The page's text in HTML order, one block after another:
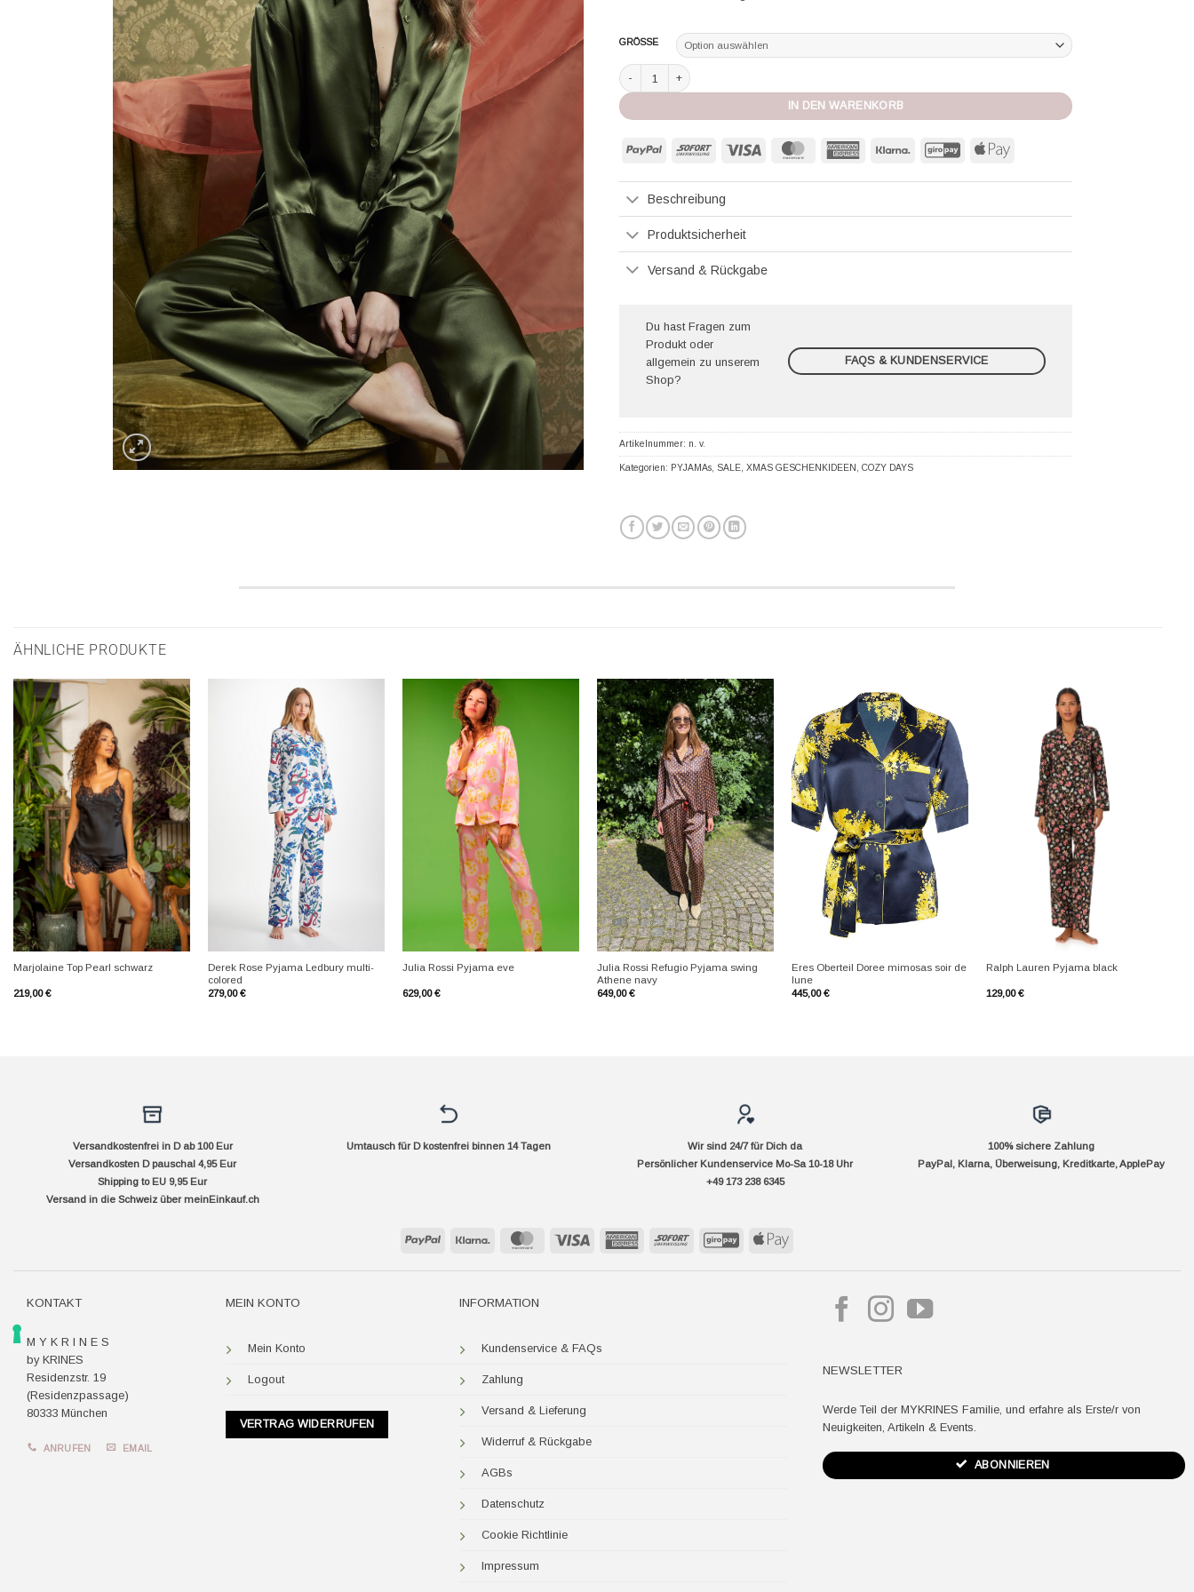
GRÖSSE
Vivis Pyjama olive Menge
IN DEN WARENKORB
PayPal Sofort Visa MasterCard American
Klarna GiroPay Apple
Beschreibung
Produktsicherheit
Versand & Rückgabe
Du hast Fragen zum
Produkt oder
allgemein zu unserem
Shop?
FAQS & KUNDENSERVICE
Artikelnummer: n. v.
Kategorien: PYJAMAs SALE XMAS GESCHENKIDEEN COZY DAYS
ÄHNLICHE PRODUKTE
+
Marjolaine Top Pearl schwarz
219,00€
Derek Rose Pyjama Ledbury multi-
colored
279,00€
Julia Rossi Pyjama eve
629,00€
+
Julia Rossi Refugio Pyjama swing
Athene navy
649,00€
Eres Oberteil Doree mimosas soir de
lune
445,00€
Ralph Lauren Pyjama black
129,00€
Versandkostenfrei in D ab 100 Eur
Versandkosten D pauschal 4,95 Eur
Shipping to EU 9,95 Eur
Versand in die Schweiz über meinEinkauf.ch
Umtausch für D kostenfrei binnen 14 Tagen
Wir sind 24/7 für Dich da
Persönlicher Kundenservice Mo-Sa 10-18 Uhr
+49 173 238 6345
100% sichere Zahlung
PayPal, Klarna, Überweisung, Kreditkarte, ApplePay
PayPal Klarna MasterCard Visa
AmericanSofort GiroPay Apple
KONTAKT
M Y K R I N E S
by KRINES
Residenzstr. 19
(Residenzpassage)
80333 München
ANRUFEN EMAIL
MEIN KONTO
Mein Konto
Logout
VERTRAG WIDERRUFEN
INFORMATION
Kundenservice & FAQs
Zahlung
Versand & Lieferung
Widerruf & Rückgabe
AGBs
Datenschutz
Cookie Richtlinie
Impressum
NEWSLETTER
Werde Teil der MYKRINES Familie, und erfahre als Erste/r von
Neuigkeiten, Artikeln & Events.
ABONNIEREN